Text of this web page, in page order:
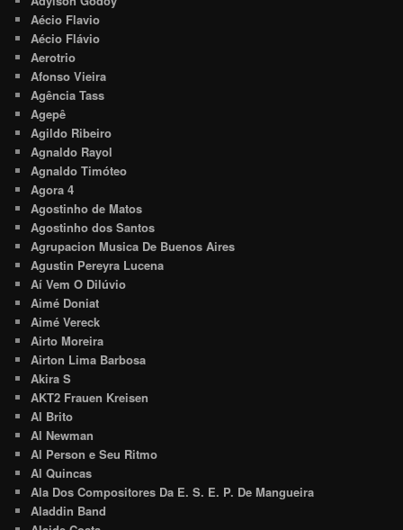
Aécio Flavio
Aécio Flávio
Aerotrio
Afonso Vieira
Agência Tass
Agepê
Agildo Ribeiro
Agnaldo Rayol
Agnaldo Timóteo
Agora 4
Agostinho de Matos
Agostinho dos Santos
Agrupacion Musica De Buenos Aires
Agustin Pereyra Lucena
Aí Vem O Dilúvio
Aimé Doniat
Aimé Vereck
Airto Moreira
Airton Lima Barbosa
Akira S
AKT2 Frauen Kreisen
Al Brito
Al Newman
Al Person e Seu Ritmo
Al Quincas
Ala Dos Compositores Da E. S. E. P. De Mangueira
Aladdin Band